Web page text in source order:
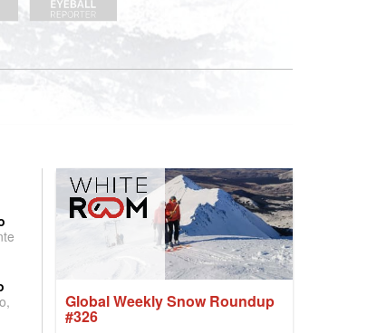
Global Weekly Snow Roundup
#326